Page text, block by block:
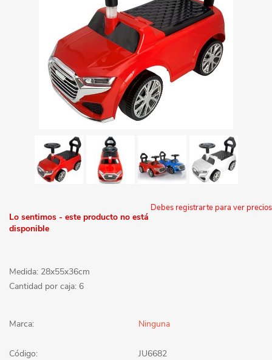
Debes registrarte para ver precios
Lo sentimos - este producto no está
disponible
Medida: 28x55x36cm
Cantidad por caja: 6
Marca: Ninguna
Código: JU6682